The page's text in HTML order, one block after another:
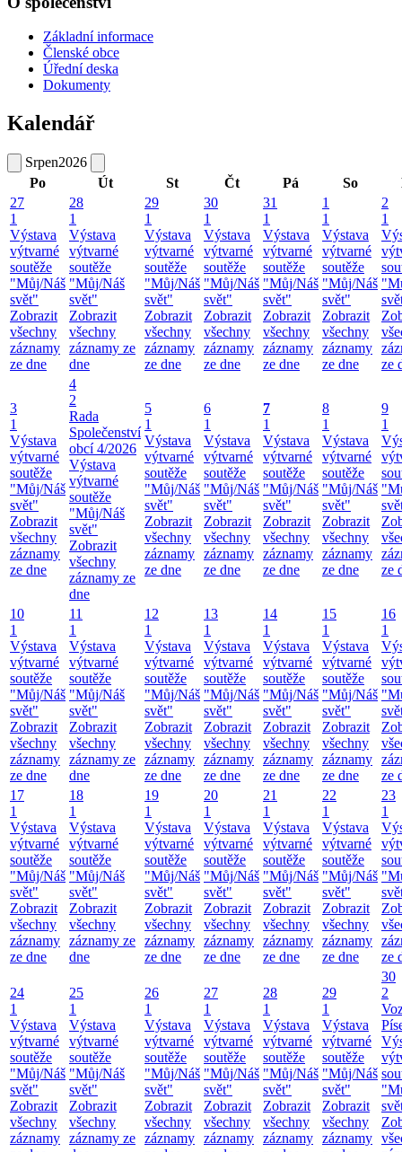
Základní informace
Členské obce
Úřední deska
Dokumenty
Kalendář
Srpen2026
Po
Út St Čt Pá So
27
1
Výstava
výtvarné
soutěže
"Můj/Náš
svět"
Zobrazit
všechny
záznamy
ze dne
28
1
Výstava
výtvarné
soutěže
"Můj/Náš
svět"
Zobrazit
všechny
záznamy ze
dne
29
1
Výstava
výtvarné
soutěže
"Můj/Náš
svět"
Zobrazit
všechny
záznamy
ze dne
30
1
Výstava
výtvarné
soutěže
"Můj/Náš
svět"
Zobrazit
všechny
záznamy
ze dne
31
1
Výstava
výtvarné
soutěže
"Můj/Náš
svět"
Zobrazit
všechny
záznamy
ze dne
1
1
Výstava
výtvarné
soutěže
"Můj/Náš
svět"
Zobrazit
všechny
záznamy
ze dne
2
1
ze
3
1
Výstava
výtvarné
soutěže
"Můj/Náš
svět"
Zobrazit
všechny
záznamy
ze dne
4
2
Rada
Společenství
obcí 4/2026
Výstava
výtvarné
soutěže
"Můj/Náš
svět"
Zobrazit
všechny
záznamy ze
dne
5
1
Výstava
výtvarné
soutěže
"Můj/Náš
svět"
Zobrazit
všechny
záznamy
ze dne
6
1
Výstava
výtvarné
soutěže
"Můj/Náš
svět"
Zobrazit
všechny
záznamy
ze dne
7
1
Výstava
výtvarné
soutěže
"Můj/Náš
svět"
Zobrazit
všechny
záznamy
ze dne
8
1
Výstava
výtvarné
soutěže
"Můj/Náš
svět"
Zobrazit
všechny
záznamy
ze dne
9
1
ze
10
1
Výstava
výtvarné
soutěže
"Můj/Náš
svět"
Zobrazit
všechny
záznamy
ze dne
11
1
Výstava
výtvarné
soutěže
"Můj/Náš
svět"
Zobrazit
všechny
záznamy ze
dne
12
1
Výstava
výtvarné
soutěže
"Můj/Náš
svět"
Zobrazit
všechny
záznamy
ze dne
13
1
Výstava
výtvarné
soutěže
"Můj/Náš
svět"
Zobrazit
všechny
záznamy
ze dne
14
1
Výstava
výtvarné
soutěže
"Můj/Náš
svět"
Zobrazit
všechny
záznamy
ze dne
15
1
Výstava
výtvarné
soutěže
"Můj/Náš
svět"
Zobrazit
všechny
záznamy
ze dne
16
1
ze
17
1
Výstava
výtvarné
soutěže
"Můj/Náš
svět"
Zobrazit
všechny
záznamy
ze dne
18
1
Výstava
výtvarné
soutěže
"Můj/Náš
svět"
Zobrazit
všechny
záznamy ze
dne
19
1
Výstava
výtvarné
soutěže
"Můj/Náš
svět"
Zobrazit
všechny
záznamy
ze dne
20
1
Výstava
výtvarné
soutěže
"Můj/Náš
svět"
Zobrazit
všechny
záznamy
ze dne
21
1
Výstava
výtvarné
soutěže
"Můj/Náš
svět"
Zobrazit
všechny
záznamy
ze dne
22
1
Výstava
výtvarné
soutěže
"Můj/Náš
svět"
Zobrazit
všechny
záznamy
ze dne
23
1
ze
24
1
Výstava
výtvarné
soutěže
"Můj/Náš
svět"
Zobrazit
všechny
záznamy
25
1
Výstava
výtvarné
soutěže
"Můj/Náš
svět"
Zobrazit
všechny
záznamy ze
26
1
Výstava
výtvarné
soutěže
"Můj/Náš
svět"
Zobrazit
všechny
záznamy
27
1
Výstava
výtvarné
soutěže
"Můj/Náš
svět"
Zobrazit
všechny
záznamy
28
1
Výstava
výtvarné
soutěže
"Můj/Náš
svět"
Zobrazit
všechny
záznamy
29
1
Výstava
výtvarné
soutěže
"Můj/Náš
svět"
Zobrazit
všechny
záznamy
30
2